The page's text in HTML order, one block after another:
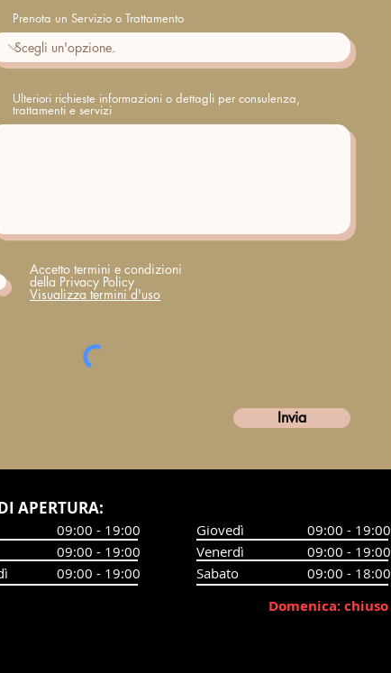
Prenota un Servizio o Trattamento
Ulteriori richieste informazioni o dettagli per consulenza,
trattamenti e servizi
Accetto termini e condizioni
della Privacy Policy
Visualizza termini d'uso
Invia
APERTURA:
09:00 - 19:00
09:00 - 19:00
09:00 - 19:00
Giovedì
Venerdì
Sabato
09:00 - 19:00
09:00 - 19:00
09:00 - 18:00
Domenica: chiuso